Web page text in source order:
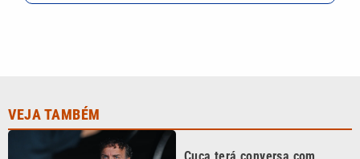
Neymar sobre cartões